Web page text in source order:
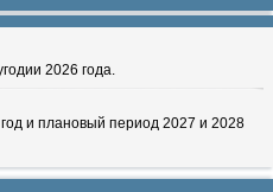
2026 года.
и плановый период 2027 и 2028